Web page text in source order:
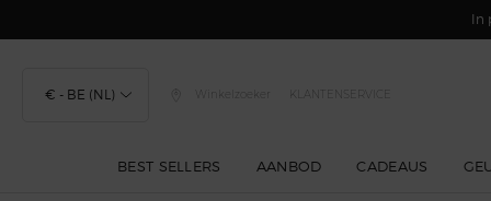
In
€ - BE (NL) Winkelzoeker KLANTENSERVICE
BEST SELLERS AANBOD CADEAUS